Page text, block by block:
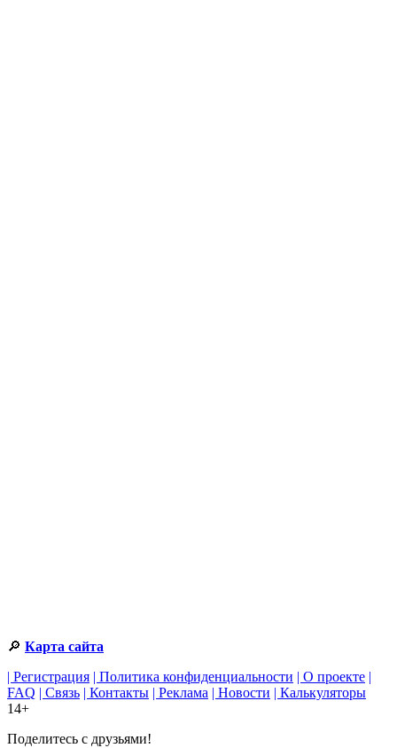
🔎 Карта сайта
| Регистрация
| Политика конфиденциальности | О проекте
FAQ
| Связь | Контакты | Реклама | Новости
| Калькуляторы
14+
Поделитесь с друзьями!